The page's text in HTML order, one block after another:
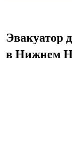
Эвакуатор
в Нижнем